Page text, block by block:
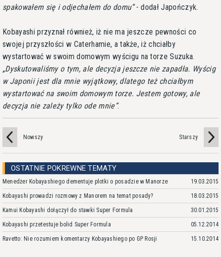
spakowałem się i odjechałem do domu - dodał Japończyk.
Kobayashi przyznał również, iż nie ma jeszcze pewności co
swojej przyszłości w Caterhamie, a także, iż chciałby
wystartować w swoim domowym wyścigu na torze Suzuka.
Dyskutowaliśmy o tym, ale decyzja jeszcze nie zapadła. Wyścig
w Japonii jest dla mnie wyjątkowy, dlatego też chciałbym
wystartować na swoim domowym torze. Jestem gotowy, ale
decyzja nie zależy tylko ode mnie .
Nowszy Starszy
OSTATNIE POKREWNE TEMATY
Menedżer Kobayashiego dementuje plotki o posadzie w Manorze 19.03.2015
Kobayashi prowadzi rozmowy z Manorem na temat posady? 18.03.2015
Kamui Kobayashi dołączył do stawki Super Formula 30.01.2015
Kobayashi przetestuje bolid Super Formula 05.12.2014
Ravetto: Nie rozumiem komentarzy Kobayashiego po GP Rosji 15.10.2014